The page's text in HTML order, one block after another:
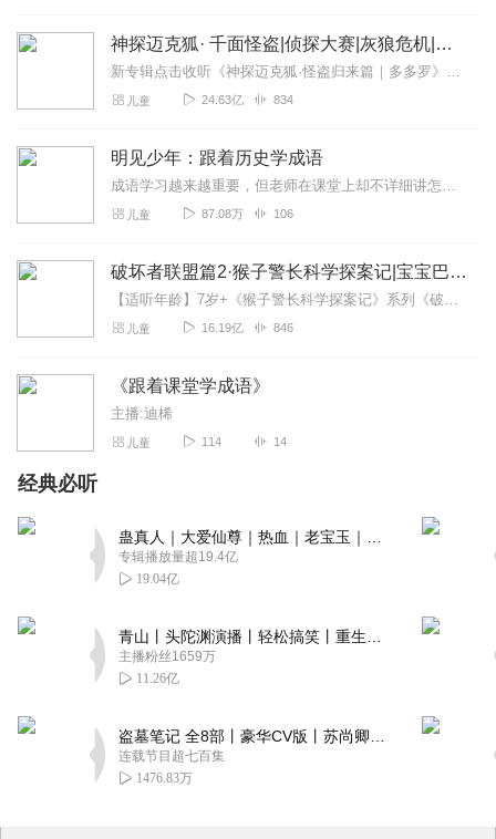
神探迈克狐· 千面怪盗|侦探大赛|灰狼危机|多多罗
新专辑点击收听《神探迈克狐·怪盗归来篇｜多多罗》！！！>>>点击进入主播橱窗购买《神探迈克狐》系列图书吧!<<<多多罗故事【点击前往】收听多多罗其他好玩有趣的故...
儿童 24.63亿 834
明见少年：跟着历史学成语
成语学习越来越重要，但老师在课堂上却不详细讲怎么办？特殊用法、语义混淆、一词多义、情景不符……这些容易踩的坑该如何避免？从小学到高中要背诵的成语有上千个之多，怎...
儿童 87.08万 106
破坏者联盟篇2·猴子警长科学探案记|宝宝巴士故事
【适听年龄】7岁+《猴子警长科学探案记》系列《破坏者联盟篇1·猴子警长科学探案记》>>>《破坏者联盟篇2·猴子警长科学探案记》>>>《破坏者联盟篇3·猴子警长科...
儿童 16.19亿 846
《跟着课堂学成语》
主播:迪桸
儿童 114 14
经典必听
专辑播放量超19.4亿
19.04亿
主播粉丝1659万
11.26亿
连载节目超七百集
1476.83万